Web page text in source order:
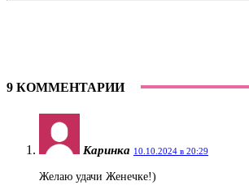
9 КОММЕНТАРИИ
Каринка 10.10.2024 в 20:29
Желаю удачи Женечке!)